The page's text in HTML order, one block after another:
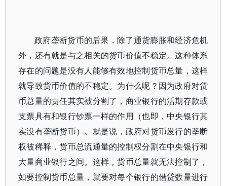
政府垄断货币的后果，除了通货膨胀和经济危机
外，还有就是与之相关的货币价值不稳定。这种体系
存在的问题是没有人能够有效地控制货币总量，这样
就导致货币价值的不稳定。为什么呢？因为政府对货
币总量的责任其实被分割了，商业银行的活期存款或
支票具有和银行钞票一样的作用（也即，中央银行其
实没有垄断货币）。就是说，政府对货币发行的垄断
权被稀释，货币总流通量的控制权分割在中央银行和
大量商业银行之间。这样，货币总量就无法控制了，
如要控制货币总量，就要对每个银行的借贷数量进行